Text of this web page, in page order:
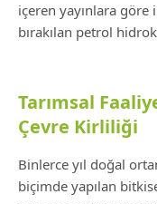
içeren yayınlara
bırakılan petrol
Tarımsal
Çevre Kirliliği
Binlerce yıl doğal
biçimde yapılan